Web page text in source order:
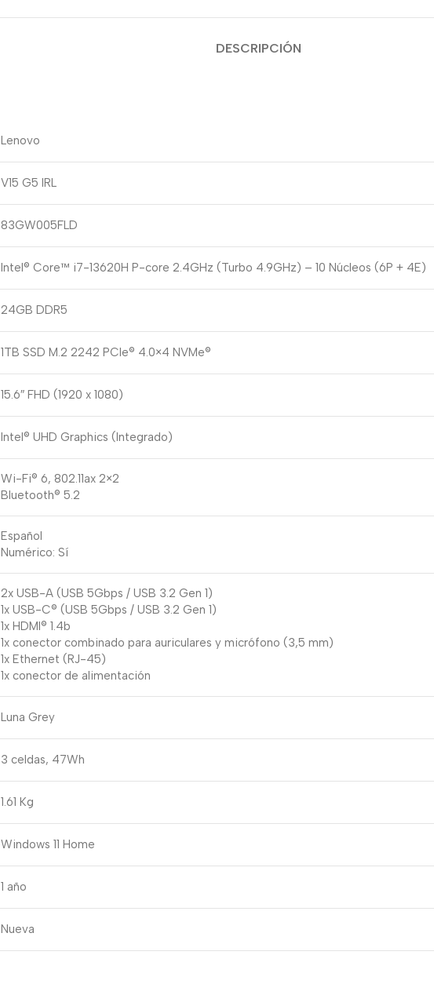
DESCRIPCIÓN
Lenovo
V15 G5 IRL
83GW005FLD
Intel® Core™ i7-13620H P-core 2.4GHz (Turbo 4.9GHz) – 10 Núcleos (6P + 4E)
24GB DDR5
1TB SSD M.2 2242 PCIe® 4.0×4 NVMe®
15.6″ FHD (1920 x 1080)
Intel® UHD Graphics (Integrado)
Wi-Fi® 6, 802.11ax 2×2
Bluetooth® 5.2
Español
Numérico: Sí
2x USB-A (USB 5Gbps / USB 3.2 Gen 1)
1x USB-C® (USB 5Gbps / USB 3.2 Gen 1)
1x HDMI® 1.4b
1x conector combinado para auriculares y micrófono (3,5 mm)
1x Ethernet (RJ-45)
1x conector de alimentación
Luna Grey
3 celdas, 47Wh
1.61 Kg
Windows 11 Home
1 año
Nueva